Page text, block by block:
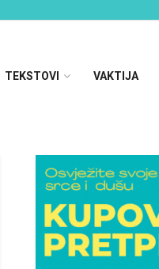
TEKSTOVI VAKTIJA